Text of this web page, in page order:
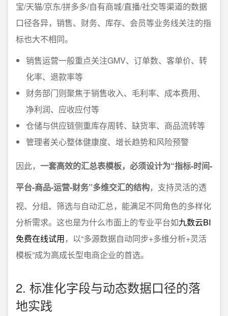
宝/天猫/京东/拼多多/自有商城/直播/社交等渠道的数据
口径各异，销售、财务、库存、会员等业务线关注的指
标也大不相同。
销售运营一般重点关注GMV、订单数、客单价、转
化率、退款率等
财务部门则聚焦于销售收入、毛利率、成本费用、
净利润、应收应付等
仓储与供应链侧重库存周转、缺货率、商品流转等
管理者关心整体健康度、增长趋势和风险预警
因此， 一套高效的汇总表模板，必须设计为“指标-时间-
平台-商品-运营-财务”多维交汇的结构，支持灵活的透
视、分组、筛选与自动汇总，能满足不同角色的多样化
分析需求。这也是为什么市面上的专业平台如九数云BI
免费在线试用，以“多源数据自动同步+多维分析+灵活
模板”成为高成长型电商企业的首选。
2. 标准化字段与动态数据口径的落
地实践